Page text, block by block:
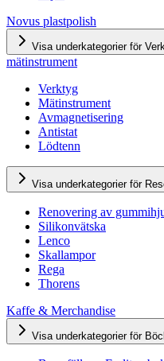
Novus plastpolish
Visa underkategorier för
mätinstrument
Verktyg
Mätinstrument
Avmagnetisering
Antistat
Lödtenn
Visa underkategorier för
Renovering av
Silikonvätska
Lenco
Skallampor
Rega
Thorens
Kaffe & Merchandise
Visa underkategorier för